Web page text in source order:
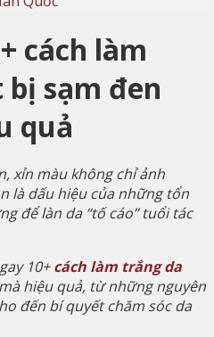
cách làm
sạm đen
quả
xỉn màu không chỉ ảnh
là dấu hiệu của những tổn
để làn da “tố cáo” tuổi tác
10+cách làm trắng da
hiệu quả, từ những nguyên
đến bí quyết chăm sóc da